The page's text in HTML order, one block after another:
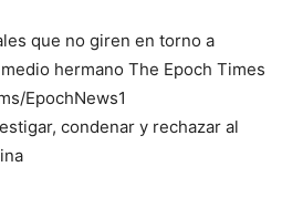
que no giren en torno a
hermano The Epoch Times
EpochNews1
condenar y rechazar al